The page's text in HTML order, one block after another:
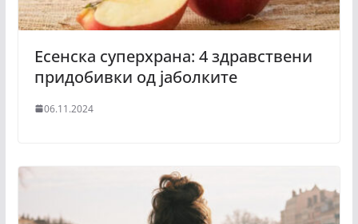
Есенска суперхрана: 4 здравствени
придобивки од јаболките
06.11.2024